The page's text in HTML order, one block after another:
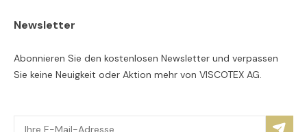
Newsletter
Abonnieren Sie den kostenlosen Newsletter und verpassen
Sie keine Neuigkeit oder Aktion mehr von VISCOTEX AG.